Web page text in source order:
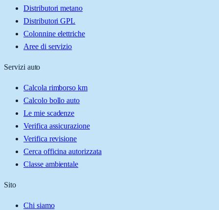
Distributori metano
Distributori GPL
Colonnine elettriche
Aree di servizio
Servizi auto
Calcola rimborso km
Calcolo bollo auto
Le mie scadenze
Verifica assicurazione
Verifica revisione
Cerca officina autorizzata
Classe ambientale
Sito
Chi siamo